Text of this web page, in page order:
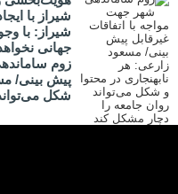
شیراز با
شیراز: با
جهانی
زوم
پیش بینی/
شکل